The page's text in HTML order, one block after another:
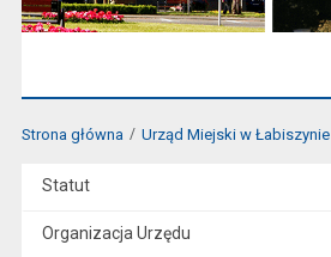
Strona główna Urząd Miejski w Łabiszynie
Statut
Organizacja Urzędu